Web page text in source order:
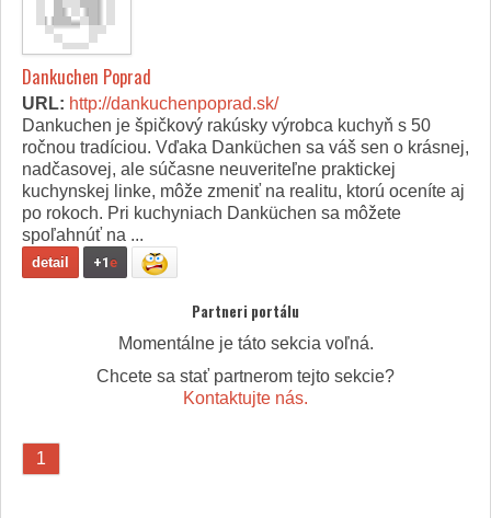
Dankuchen Poprad
URL: http://dankuchenpoprad.sk/
Dankuchen je špičkový rakúsky výrobca kuchyň s 50
ročnou tradíciou. Vďaka Danküchen sa váš sen o krásnej,
nadčasovej, ale súčasne neuveriteľne praktickej
kuchynskej linke, môže zmeniť na realitu, ktorú oceníte aj
po rokoch. Pri kuchyniach Danküchen sa môžete
spoľahnúť na ...
detail +1e
Partneri portálu
Momentálne je táto sekcia voľná.
Chcete sa stať partnerom tejto sekcie?
Kontaktujte nás.
1